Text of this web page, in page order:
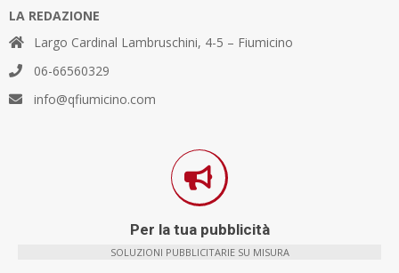
LA REDAZIONE
Largo Cardinal Lambruschini, 4-5 – Fiumicino
06-66560329
info@qfiumicino.com
Per la tua pubblicità
SOLUZIONI PUBBLICITARIE SU MISURA